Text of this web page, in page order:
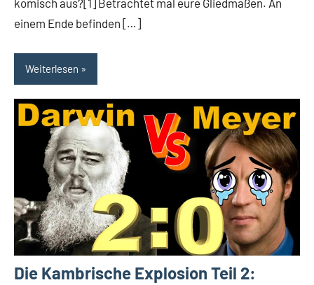
einem Ende befinden […]
Weiterlesen
Die Kambrische Explosion Teil 2: